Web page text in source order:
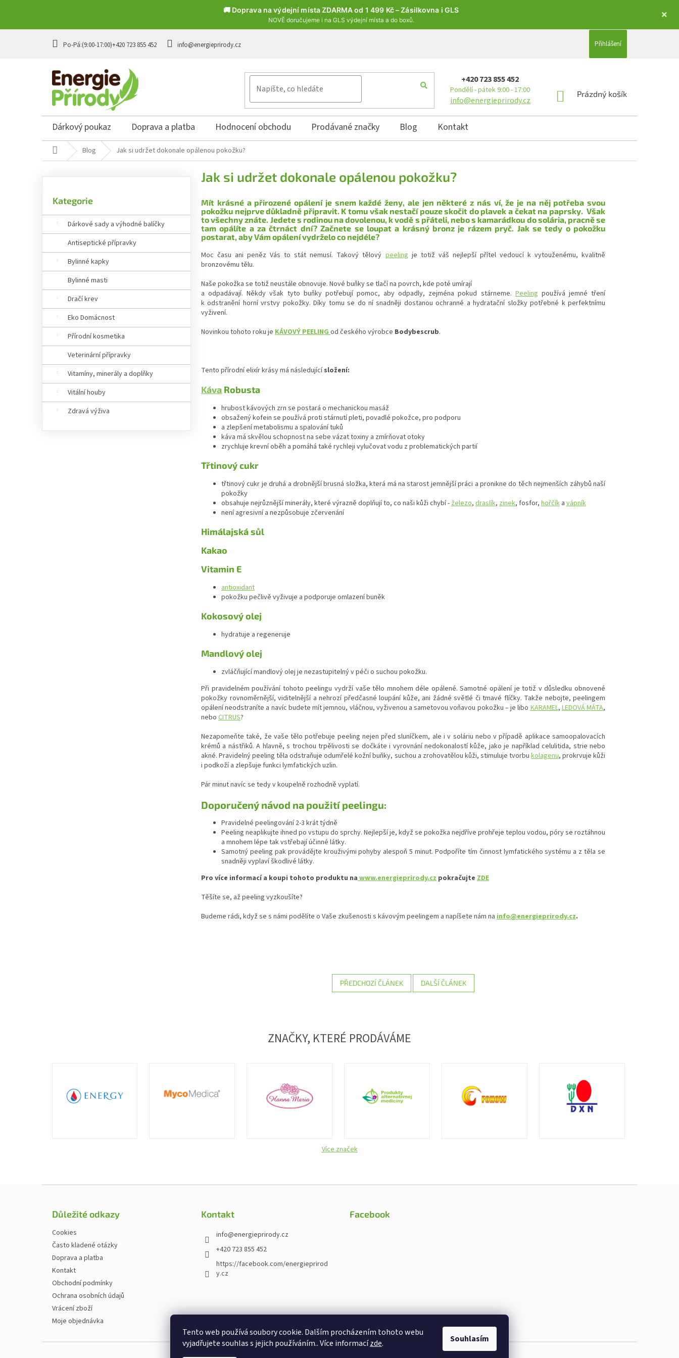
🚚 Doprava na výdejní místa ZDARMA od 1 499 Kč – Zásilkovna i GLS
NOVĚ doručujeme i na GLS výdejní místa a do boxů.
Tento web používá soubory cookie. Dalším procházením tohoto webu
vyjadřujete souhlas s jejich používáním.. Více informacízde. Souhlasím
+420 723 855 452 info@energieprirody.cz Přihlášení
+420 723 855 452
Pondělí - pátek 9:00 - 17:00
info@energieprirody.cz
NÁKUPNÍ KOŠÍK
Prázdný košík
Dárkový poukaz Doprava a platba Hodnocení obchodu Prodávané značky Blog Kontakt
Domů Blog Jak si udržet dokonale opálenou pokožku?
Kategorie
Dárkové sady a výhodné balíčky
Antiseptické přípravky
Bylinné kapky
Bylinné masti
Dračí krev
Eko Domácnost
Přírodní kosmetika
Veterinární přípravky
Vitamíny, minerály a doplňky
Vitální houby
Zdravá výživa
Jak si udržet dokonale opálenou pokožku?
Mít krásné a přirozené opálení je snem každé ženy, ale jen některé z nás ví, že je na něj potřeba svou
pokožku nejprve důkladně připravit. K tomu však nestačí pouze skočit do plavek a čekat na paprsky. Však
to všechny znáte. Jedete s rodinou na dovolenou, k vodě s přáteli, nebo s kamarádkou do solária, pracně se
tam opálíte a za čtrnáct dní? Začnete se loupat a krásný bronz je rázem pryč. Jak se tedy o pokožku
postarat, aby Vám opálení vydrželo co nejdéle?
Moc času ani peněz Vás to stát nemusí. Takový tělový peeling je totiž váš nejlepší přítel vedoucí k vytouženému, kvalitně
bronzovému tělu.
Naše pokožka se totiž neustále obnovuje. Nové buňky se tlačí na povrch, kde poté umírají
a odpadávají. Někdy však tyto buňky potřebují pomoc, aby odpadly, zejména pokud stárneme. Peeling používá jemné tření
k odstranění horní vrstvy pokožky. Díky tomu se do ní snadněji dostanou ochranné a hydratační složky potřebné k perfektnímu
vyživení.
Novinkou tohoto roku je KÁVOVÝ PEELING od českého výrobce Bodybescrub.
Tento přírodní elixír krásy má následujícísložení:
Káva Robusta
hrubost kávových zrn se postará o mechanickou masáž
obsažený kofein se používá proti stárnutí pleti, povadlé pokožce, pro podporu
a zlepšení metabolismu a spalování tuků
káva má skvělou schopnost na sebe vázat toxiny a zmírňovat otoky
zrychluje krevní oběh a pomáhá také rychleji vylučovat vodu z problematických partií
Třtinový cukr
třtinový cukr je druhá a drobnější brusná složka, která má na starost jemnější práci a pronikne do těch nejmenších záhybů naší
pokožky
obsahuje nejrůznější minerály, které výrazně doplňují to, co naši kůži chybí - železo, draslík, zinek, fosfor, hořčík a vápník
není agresivní a nezpůsobuje zčervenání
Himálajská sůl
Kakao
Vitamin E
antioxidant
pokožku pečlivě vyživuje a podporuje omlazení buněk
Kokosový olej
hydratuje a regeneruje
Mandlový olej
zvláčňující mandlový olej je nezastupitelný v péči o suchou pokožku.
Při pravidelném používání tohoto peelingu vydrží vaše tělo mnohem déle opálené. Samotné opálení je totiž v důsledku obnovené
pokožky rovnoměrnější, viditelnější a nehrozí předčasné loupání kůže, ani žádné světlé či tmavé flíčky. Takže nebojte, peelingem
opálení neodstraníte a navíc budete mít jemnou, vláčnou, vyživenou a sametovou voňavou pokožku – je libo KARAMEL, LEDOVÁ MÁTA,
nebo CITRUS?
Nezapomeňte také, že vaše tělo potřebuje peeling nejen před sluníčkem, ale i v soláriu nebo v případě aplikace samoopalovacích
krémů a nástřiků. A hlavně, s trochou trpělivosti se dočkáte i vyrovnání nedokonalostí kůže, jako je například celulitida, strie nebo
akné. Pravidelný peeling těla odstraňuje odumřelé kožní buňky, suchou a zrohovatělou kůži, stimuluje tvorbu kolagenu, prokrvuje kůži
i podkoží a zlepšuje funkci lymfatických uzlin.
Pár minut navíc se tedy v koupelně rozhodně vyplatí.
Doporučený návod na použití peelingu:
Pravidelné peelingování 2-3 krát týdně
Peeling neaplikujte ihned po vstupu do sprchy. Nejlepší je, když se pokožka nejdříve prohřeje teplou vodou, póry se roztáhnou
a mnohem lépe tak vstřebají účinné látky.
Samotný peeling pak provádějte krouživými pohyby alespoň 5 minut. Podpoříte tím činnost lymfatického systému a z těla se
snadněji vyplaví škodlivé látky.
Pro více informací a koupi tohoto produktu nawww.energieprirody.cz pokračujte ZDE
Těšíte se, až peeling vyzkoušíte?
Budeme rádi, když se s námi podělíte o Vaše zkušenosti s kávovým peelingem a napíšete nám na info@energieprirody.cz.
PŘEDCHOZÍ ČLÁNEK DALŠÍ ČLÁNEK
ZNAČKY, KTERÉ PRODÁVÁME
Více značek
Důležité odkazy
Cookies
Často kladené otázky
Doprava a platba
Kontakt
Obchodní podmínky
Ochrana osobních údajů
Vrácení zboží
Moje objednávka
Kontakt
info@energieprirody.cz
+420 723 855 452
https://facebook.com/energieprirod
y.cz
Facebook